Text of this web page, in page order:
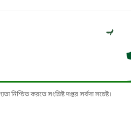
নিশ্চিত করতে সংশ্লিষ্ট দপ্তর সর্বদা সচেষ্ট।